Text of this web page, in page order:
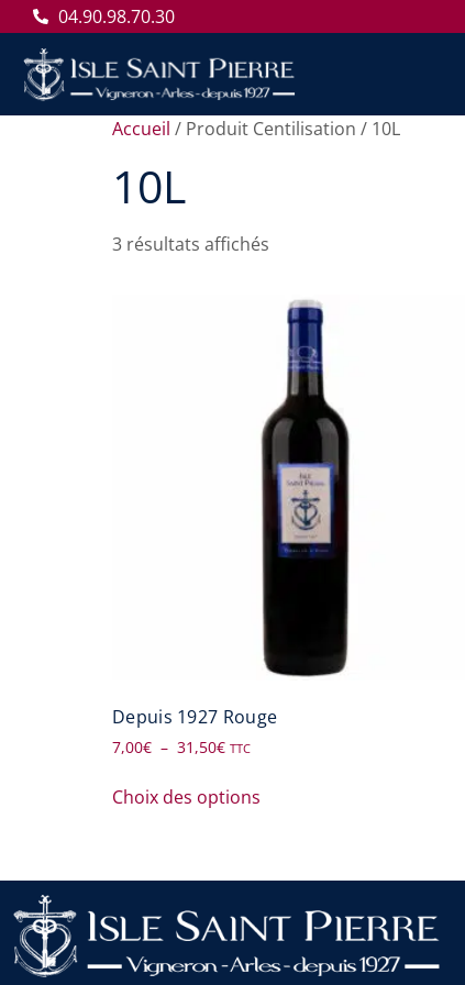
04.90.98.70.30
Accueil / Produit Centilisation / 10L
10L
3 résultats affichés
Depuis 1927 Rouge
7,00€ – 31,50€ TTC
Choix des options